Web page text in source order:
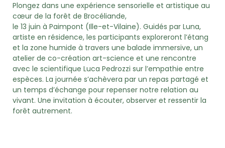
Plongez dans une expérience sensorielle et artistique au
cœur de la forêt de Brocéliande,
le 13 juin à Paimpont (Ille-et-Vilaine). Guidés par Luna,
artiste en résidence, les participants exploreront l’étang
et la zone humide à travers une balade immersive, un
atelier de co-création art-science et une rencontre
avec le scientifique Luca Pedrozzi sur l’empathie entre
espèces. La journée s’achèvera par un repas partagé et
un temps d’échange pour repenser notre relation au
vivant. Une invitation à écouter, observer et ressentir la
forêt autrement.